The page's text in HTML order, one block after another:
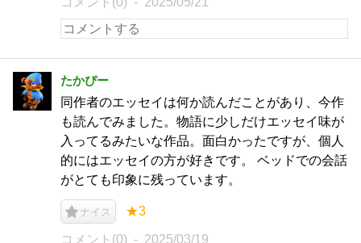
たかぴー
同作者のエッセイは何か読んだことがあり、今作
も読んでみました。物語に少しだけエッセイ味が
入ってるみたいな作品。面白かったですが、個人
的にはエッセイの方が好きです。 ベッドでの会話
がとても印象に残っています。
ナイス ★3
コメント(0) 2025/03/19